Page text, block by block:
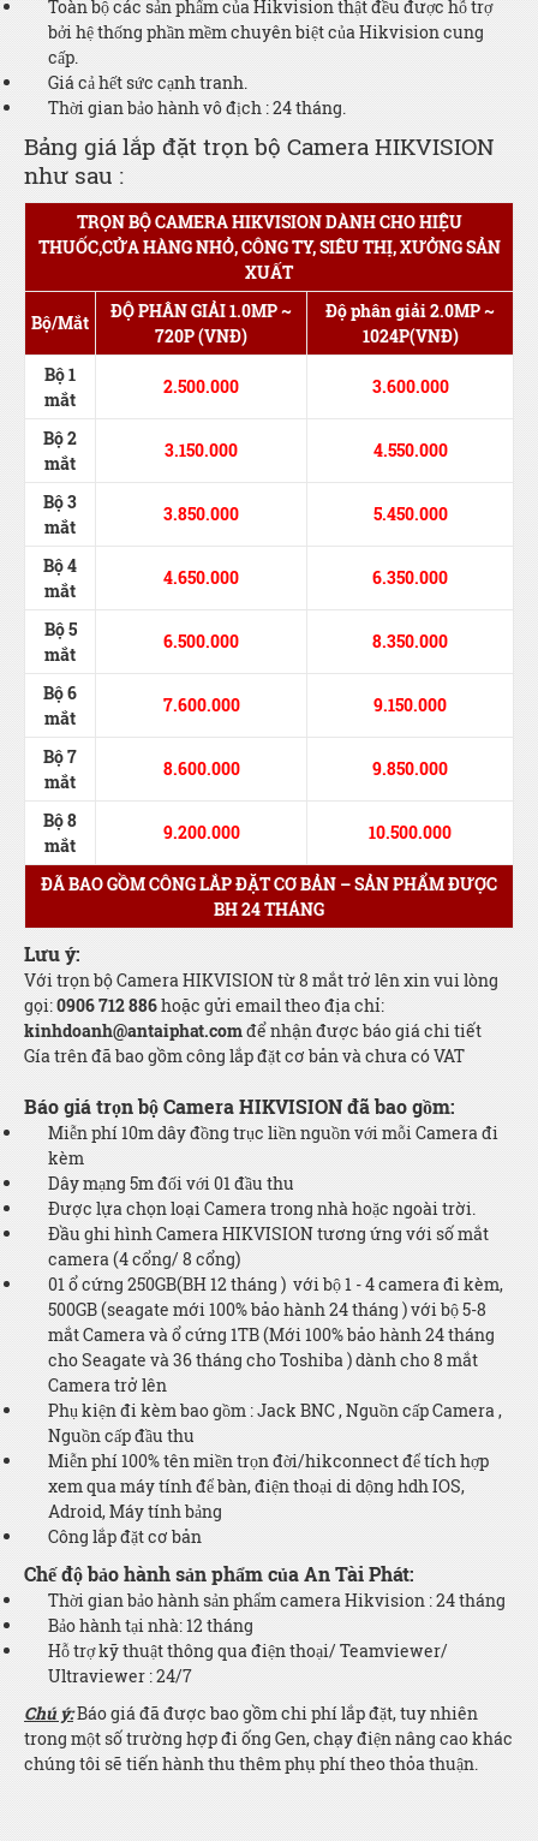
Toàn bộ các sản phẩm của Hikvision thật đều được hỗ trợ
bởi hệ thống phần mềm chuyên biệt của Hikvision cung
cấp.
Giá cả hết sức cạnh tranh.
Thời gian bảo hành vô địch : 24 tháng.
Bảng giá lắp đặt trọn bộ Camera HIKVISION
như sau :
TRỌN BỘ CAMERA HIKVISION DÀNH CHO HIỆU
THUỐC,CỬA HÀNG NHỎ, CÔNG TY, SIÊU THỊ, XƯỞNG SẢN
XUẤT
Bộ/Mắt
ĐỘ PHÂN GIẢI 1.0MP ~
720P (VNĐ)
Độ phân giải 2.0MP ~
1024P(VNĐ)
Bộ 1
mắt
2.500.000 3.600.000
Bộ 2
mắt
3.150.000 4.550.000
Bộ 3
mắt
3.850.000 5.450.000
Bộ 4
mắt
4.650.000 6.350.000
Bộ 5
mắt
6.500.000 8.350.000
Bộ 6
mắt
7.600.000 9.150.000
Bộ 7
mắt
8.600.000 9.850.000
Bộ 8
mắt
9.200.000 10.500.000
ĐÃ BAO GỒM CÔNG LẮP ĐẶT CƠ BẢN – SẢN PHẨM ĐƯỢC
BH 24 THÁNG
Lưu ý:
Với trọn bộ Camera HIKVISION từ 8 mắt trở lên xin vui lòng
gọi:0906 712 886hoặc gửi email theo địa chỉ:
kinhdoanh@antaiphat.comđể nhận được báo giá chi tiết
Gía trên đã bao gồm công lắp đặt cơ bản và chưa có VAT
Báo giá trọn bộ Camera HIKVISION đã bao gồm:
Miễn phí 10m dây đồng trục liền nguồn với mỗi Camera đi
kèm
Dây mạng 5m đối với 01 đầu thu
Được lựa chọn loại Camera trong nhà hoặc ngoài trời.
Đầu ghi hình Camera HIKVISION tương ứng với số mắt
camera (4 cổng/ 8 cổng)
01 ổ cứng 250GB(BH 12 tháng ) với bộ 1 - 4 camera đi kèm,
500GB (seagate mới 100% bảo hành 24 tháng ) với bộ 5-8
mắt Camera và ổ cứng 1TB (Mới 100% bảo hành 24 tháng
cho Seagate và 36 tháng cho Toshiba ) dành cho 8 mắt
Camera trở lên
Phụ kiện đi kèm bao gồm : Jack BNC , Nguồn cấp Camera ,
Nguồn cấp đầu thu
Miễn phí 100% tên miền trọn đời/hikconnect để tích hợp
xem qua máy tính để bàn, điện thoại di dộng hdh IOS,
Adroid, Máy tính bảng
Công lắp đặt cơ bản
Chế độ bảo hành sản phẩm của An Tài Phát:
Thời gian bảo hành sản phẩm camera Hikvision : 24 tháng
Bảo hành tại nhà: 12 tháng
Hỗ trợ kỹ thuật thông qua điện thoại/ Teamviewer/
Ultraviewer : 24/7
Chú ý:Báo giá đã được bao gồm chi phí lắp đặt, tuy nhiên
trong một số trường hợp đi ống Gen, chạy điện nâng cao khác
chúng tôi sẽ tiến hành thu thêm phụ phí theo thỏa thuận.